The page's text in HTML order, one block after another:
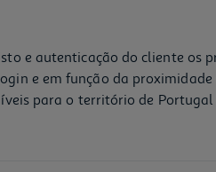
e autenticação do cliente os
e em função da
para o território de